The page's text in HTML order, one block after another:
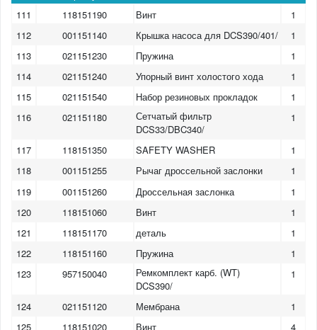
111
118151190 Винт
1
112
001151140 Крышка насоса для DCS390/401/
1
113
021151230 Пружина
1
114
021151240 Упорный винт холостого хода
1
115
021151540 Набор резиновых прокладок
1
116
021151180
Сетчатый фильтр
DCS33/DBC340/
1
117 118151350 SAFETY WASHER
1
118
001151255 Рычаг дроссельной заслонки
1
119
001151260 Дроссельная заслонка
1
120
118151060 Винт
1
121
118151170 деталь
1
122
118151160 Пружина
1
123
957150040
Ремкомплект карб. (WT)
DCS390/
1
124 021151120 Мембрана
1
125
118151020 Винт
4